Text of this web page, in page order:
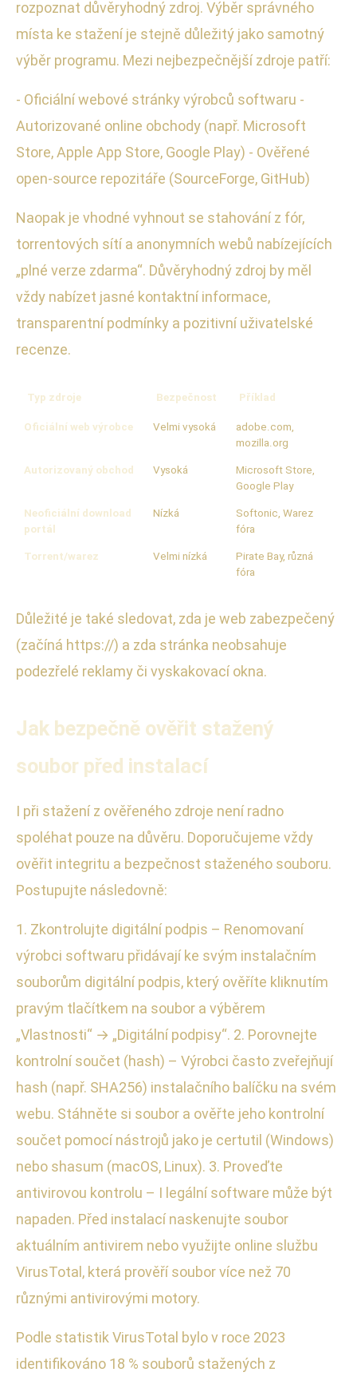
rozpoznat důvěryhodný zdroj. Výběr správného
místa ke stažení je stejně důležitý jako samotný
výběr programu. Mezi nejbezpečnější zdroje patří:
- Oficiální webové stránky výrobců softwaru -
Autorizované online obchody (např. Microsoft
Store, Apple App Store, Google Play) - Ověřené
open-source repozitáře (SourceForge, GitHub)
Naopak je vhodné vyhnout se stahování z fór,
torrentových sítí a anonymních webů nabízejících
„plné verze zdarma“. Důvěryhodný zdroj by měl
vždy nabízet jasné kontaktní informace,
transparentní podmínky a pozitivní uživatelské
recenze.
Typ zdroje Bezpečnost Příklad
Oficiální web výrobce Velmi vysoká
adobe.com,
mozilla.org
Autorizovaný obchod Vysoká
Microsoft Store,
Google Play
Neoficiální download
portál
Nízká
Softonic, Warez
fóra
Torrent/warez Velmi nízká
Pirate Bay, různá
fóra
Důležité je také sledovat, zda je web zabezpečený
(začíná https://) a zda stránka neobsahuje
podezřelé reklamy či vyskakovací okna.
Jak bezpečně ověřit stažený
soubor před instalací
I při stažení z ověřeného zdroje není radno
spoléhat pouze na důvěru. Doporučujeme vždy
ověřit integritu a bezpečnost staženého souboru.
Postupujte následovně:
1. Zkontrolujte digitální podpis – Renomovaní
výrobci softwaru přidávají ke svým instalačním
souborům digitální podpis, který ověříte kliknutím
pravým tlačítkem na soubor a výběrem
„Vlastnosti“ → „Digitální podpisy“. 2. Porovnejte
kontrolní součet (hash) – Výrobci často zveřejňují
hash (např. SHA256) instalačního balíčku na svém
webu. Stáhněte si soubor a ověřte jeho kontrolní
součet pomocí nástrojů jako je certutil (Windows)
nebo shasum (macOS, Linux). 3. Proveďte
antivirovou kontrolu – I legální software může být
napaden. Před instalací naskenujte soubor
aktuálním antivirem nebo využijte online službu
VirusTotal, která prověří soubor více než 70
různými antivirovými motory.
Podle statistik VirusTotal bylo v roce 2023
identifikováno 18 % souborů stažených z